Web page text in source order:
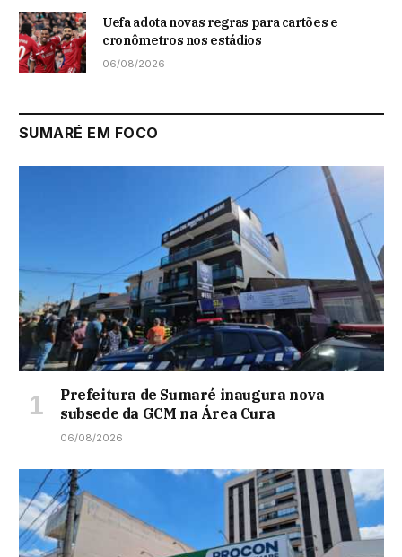
Uefa adota novas regras para cartões e
cronômetros nos estádios
06/08/2026
SUMARÉ EM FOCO
Prefeitura de Sumaré inaugura nova
subsede da GCM na Área Cura
06/08/2026